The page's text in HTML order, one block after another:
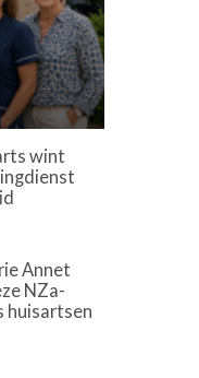
wint
Annet
NZa-
huisartsen